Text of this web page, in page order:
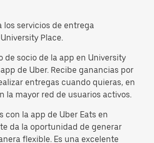
los servicios de entrega
Place.
de socio de la app en University
de Uber. Recibe ganancias por
entregas cuando quieras, en
la mayor red de usuarios activos.
con la app de Uber Eats en
da la oportunidad de generar
flexible. Es una excelente